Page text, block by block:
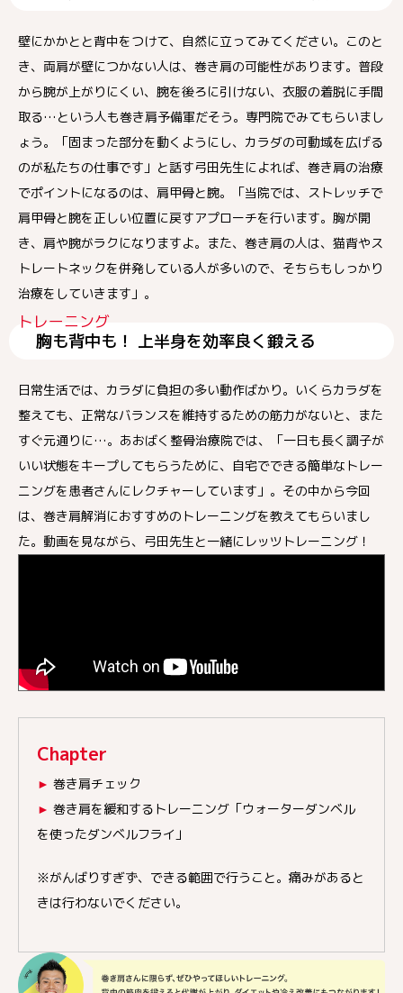
壁にかかとと背中をつけて、自然に立ってみてください。このと
き、両肩が壁につかない人は、巻き肩の可能性があります。普段
から腕が上がりにくい、腕を後ろに引けない、衣服の着脱に手間
取る…という人も巻き肩予備軍だそう。専門院でみてもらいまし
ょう。「固まった部分を動くようにし、カラダの可動域を広げる
のが私たちの仕事です」と話す弓田先生によれば、巻き肩の治療
でポイントになるのは、肩甲骨と腕。「当院では、ストレッチで
肩甲骨と腕を正しい位置に戻すアプローチを行います。胸が開
き、肩や腕がラクになりますよ。また、巻き肩の人は、猫背やス
トレートネックを併発している人が多いので、そちらもしっかり
治療をしていきます」。
トレーニング
胸も背中も！ 上半身を効率良く鍛える
日常生活では、カラダに負担の多い動作ばかり。いくらカラダを
整えても、正常なバランスを維持するための筋力がないと、また
すぐ元通りに…。あおばく整骨治療院では、「一日も長く調子が
いい状態をキープしてもらうために、自宅でできる簡単なトレー
ニングを患者さんにレクチャーしています」。その中から今回
は、巻き肩解消におすすめのトレーニングを教えてもらいまし
た。動画を見ながら、弓田先生と一緒にレッツトレーニング！
Chapter
► 巻き肩チェック
► 巻き肩を緩和するトレーニング「ウォーターダンベル
を使ったダンベルフライ」
※がんばりすぎず、できる範囲で行うこと。痛みがあると
きは行わないでください。